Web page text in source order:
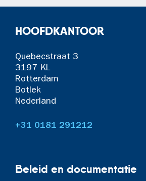
HOOFDKANTOOR
Quebecstraat 3
3197 KL
Rotterdam
Botlek
Nederland
+31 0181 291212
Beleid en documentatie